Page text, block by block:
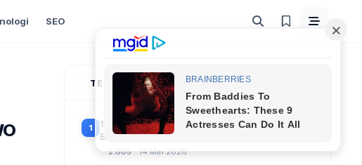
SEO
TERPOPULER
1
100 Soal Tes Perangkat Desa Terbaru 2026
Beserta Kunci Jawaban: Latihan CAT Berbasis
1.005 14 Mei 2026